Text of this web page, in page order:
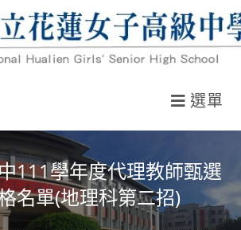
選單
111學年度代理教師甄選
名單(地理科第二招)